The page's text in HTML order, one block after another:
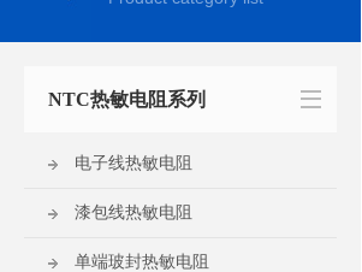
NTC热敏电阻系列
电子线热敏电阻
漆包线热敏电阻
单端玻封热敏电阻